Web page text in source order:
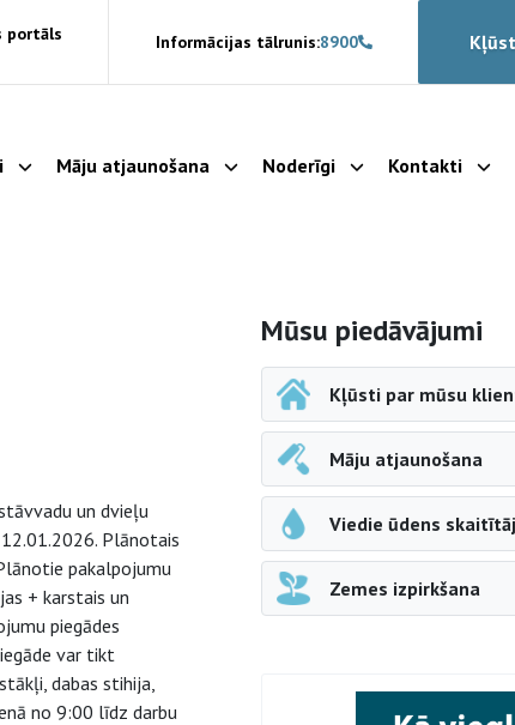
portāls Informācijas tālrunis:8900
Parādīt apakšizvēlni
Māju atjaunošana Parādīt apakšizvēlni
Noderīgi Parādīt apakšizvēlni
Kontakti
un dvieļu
Plānotais
pakalpojumu
+ karstais un
piegādes
var tikt
dabas stihija,
no 9:00 līdz darbu
Sāna navigācija
Mūsu piedāvājumi
Kļūsti par mūsu
Māju atjaunošana
Viedie ūdens
Zemes izpirkšana